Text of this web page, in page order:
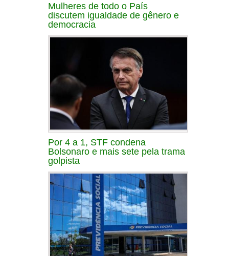
Mulheres de todo o País
discutem igualdade de gênero e
democracia
Por 4 a 1, STF condena
Bolsonaro e mais sete pela trama
golpista